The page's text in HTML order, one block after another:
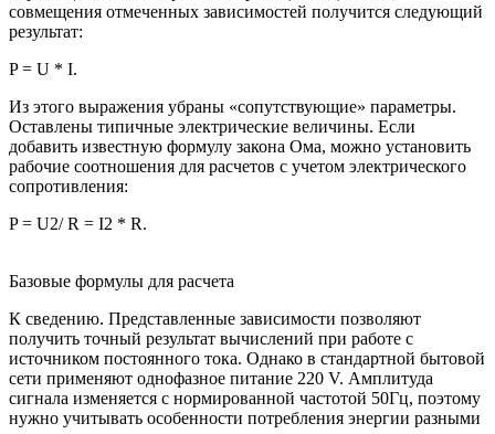
совмещения отмеченных зависимостей получится следующий
результат:
P = U * I.
Из этого выражения убраны «сопутствующие» параметры.
Оставлены типичные электрические величины. Если
добавить известную формулу закона Ома, можно установить
рабочие соотношения для расчетов с учетом электрического
сопротивления:
P = U2/ R = I2 * R.
Базовые формулы для расчета
К сведению. Представленные зависимости позволяют
получить точный результат вычислений при работе с
источником постоянного тока. Однако в стандартной бытовой
сети применяют однофазное питание 220 V. Амплитуда
сигнала изменяется с нормированной частотой 50Гц, поэтому
нужно учитывать особенности потребления энергии разными